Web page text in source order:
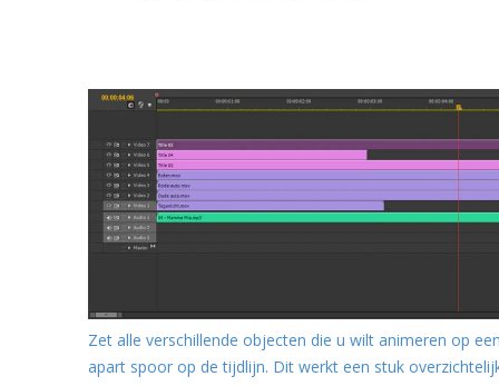
Zet alle verschillende objecten die u wilt animeren op
apart spoor op de tijdlijn. Dit werkt een stuk